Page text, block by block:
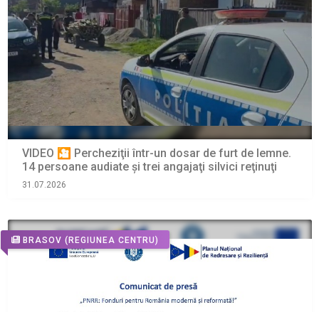
VIDEO 🎦 Percheziţii într-un dosar de furt de lemne.
14 persoane audiate și trei angajaţi silvici reţinuţi
31.07.2026
BRASOV (REGIUNEA CENTRU)